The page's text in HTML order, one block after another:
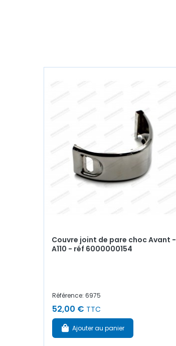
Couvre joint de pare choc Avant -
A110 - réf 6000000154
Référence: 6975
52,00 € TTC
Ajouter au panier